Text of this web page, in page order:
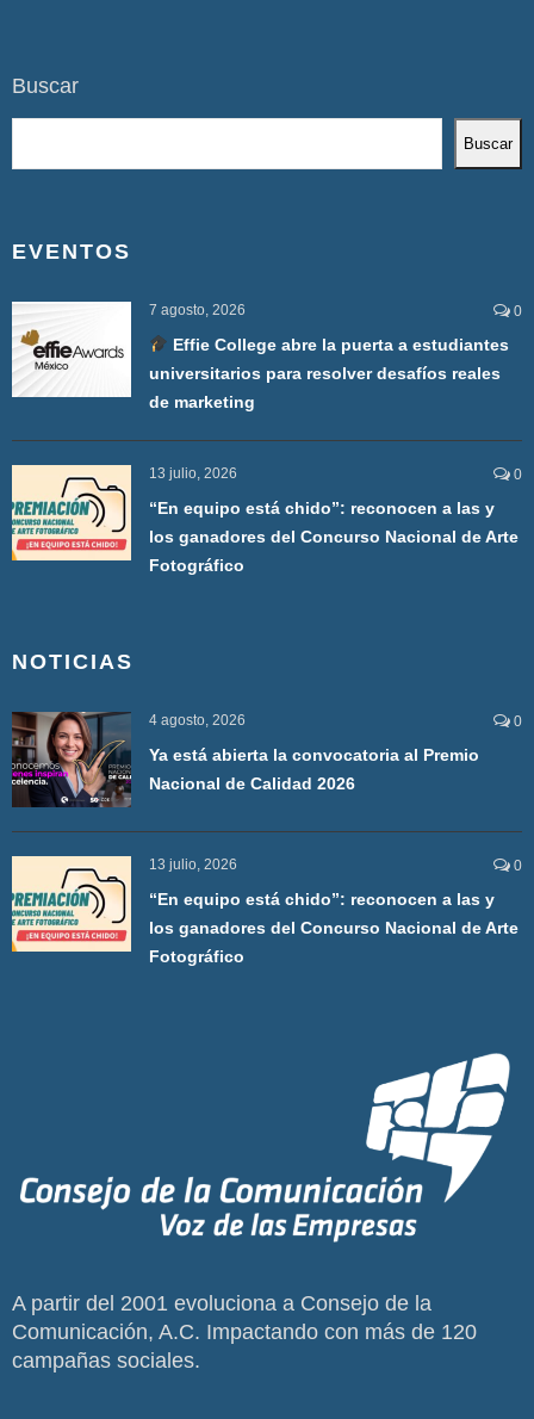
Buscar
Buscar
EVENTOS
7 agosto, 2026 0
Effie College abre la puerta a estudiantes
universitarios para resolver desafíos reales
de marketing
13 julio, 2026 0
“En equipo está chido”: reconocen a las y
los ganadores del Concurso Nacional de Arte
Fotográfico
NOTICIAS
4 agosto, 2026 0
Ya está abierta la convocatoria al Premio
Nacional de Calidad 2026
13 julio, 2026 0
“En equipo está chido”: reconocen a las y
los ganadores del Concurso Nacional de Arte
Fotográfico
A partir del 2001 evoluciona a Consejo de la
Comunicación, A.C. Impactando con más de 120
campañas sociales.